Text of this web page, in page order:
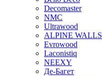
Decomaster
NMС
Ultrawood
ALPINE WALLS
Evrowood
Laconistiq
NEEXY
Де-Багет